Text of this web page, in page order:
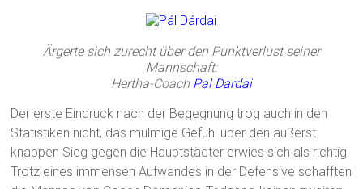
Ärgerte sich zurecht über den Punktverlust seiner
Mannschaft:
Hertha-Coach Pal Dardai
Der erste Eindruck nach der Begegnung trog auch in den
Statistiken nicht, das mulmige Gefühl über den äußerst
knappen Sieg gegen die Hauptstädter erwies sich als richtig.
Trotz eines immensen Aufwandes in der Defensive schafften